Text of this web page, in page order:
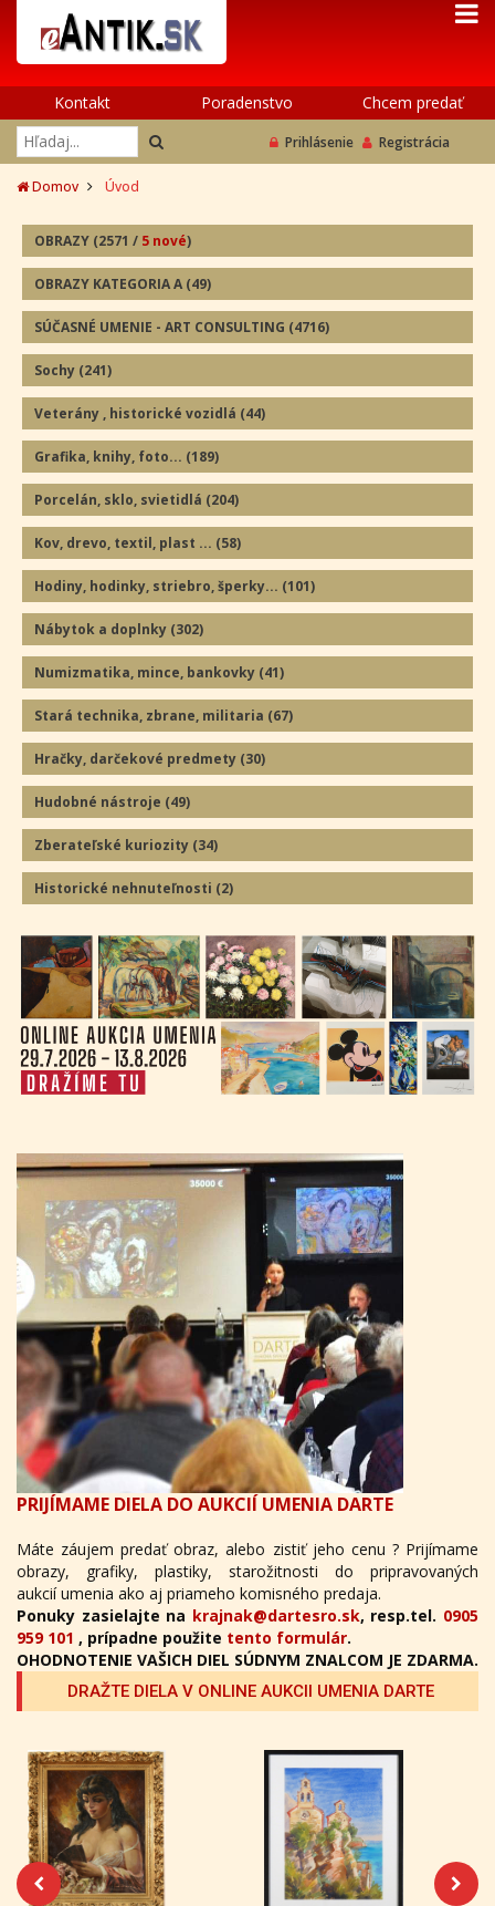
Kontakt Poradenstvo Chcem predať
Prihlásenie Registrácia
Domov Úvod
OBRAZY (2571 / 5 nové)
OBRAZY KATEGORIA A (49)
SÚČASNÉ UMENIE - ART CONSULTING (4716)
Sochy (241)
Veterány , historické vozidlá (44)
Grafika, knihy, foto... (189)
Porcelán, sklo, svietidlá (204)
Kov, drevo, textil, plast ... (58)
Hodiny, hodinky, striebro, šperky... (101)
Nábytok a doplnky (302)
Numizmatika, mince, bankovky (41)
Stará technika, zbrane, militaria (67)
Hračky, darčekové predmety (30)
Hudobné nástroje (49)
Zberateľské kuriozity (34)
Historické nehnuteľnosti (2)
PRIJÍMAME DIELA DO AUKCIÍ UMENIA DARTE
Máte záujem predať obraz, alebo zistiť jeho cenu ? Prijímame
obrazy, grafiky, plastiky, starožitnosti do pripravovaných
aukcií umenia ako aj priameho komisného predaja.
Ponuky zasielajte na krajnak@dartesro.sk, resp.tel. 0905
959 101 , prípadne použite tento formulár.
OHODNOTENIE VAŠICH DIEL SÚDNYM ZNALCOM JE ZDARMA.
DRAŽTE DIELA V ONLINE AUKCII UMENIA DARTE